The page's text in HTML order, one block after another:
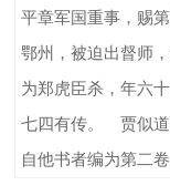
平章军国重事，赐
鄂州，被迫出督师
为郑虎臣杀，年六
七四有传。 贾似道
自他书者编为第二卷